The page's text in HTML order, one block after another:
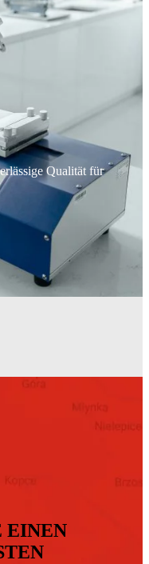
Qualität für
EINEN